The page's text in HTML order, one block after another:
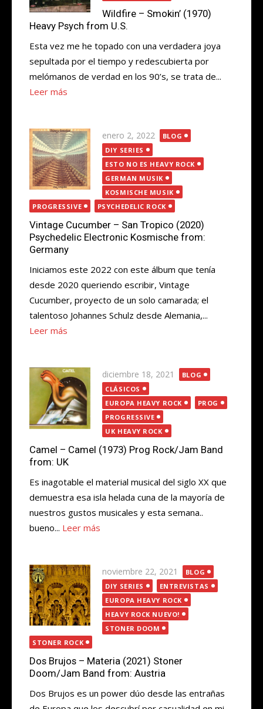
Wildfire – Smokin’ (1970)
Heavy Psych from U.S.
Esta vez me he topado con una verdadera joya
sepultada por el tiempo y redescubierta por
melómanos de verdad en los 90’s, se trata de...
Leer más
Publicada
el
enero 2, 2022
BLOG
DIY SERIES
ESTO NO ES HEAVY ROCK
GERMAN MUSIK
KOSMISCHE MUSIK
PROGRESSIVE
PSYCHEDELIC ROCK
Vintage Cucumber – San Tropico (2020)
Psychedelic Electronic Kosmische from:
Germany
Iniciamos este 2022 con este álbum que tenía
desde 2020 queriendo escribir, Vintage
Cucumber, proyecto de un solo camarada; el
talentoso Johannes Schulz desde Alemania,...
Leer más
Publicada
el
diciembre 18, 2021
BLOG
CLÁSICOS
EUROPA HEAVY ROCK
PROG
PROGRESSIVE
UK HEAVY ROCK
Camel – Camel (1973) Prog Rock/Jam Band
from: UK
Es inagotable el material musical del siglo XX que
demuestra esa isla helada cuna de la mayoría de
nuestros gustos musicales y esta semana..
bueno... Leer más
Publicada
el
noviembre 22, 2021
BLOG
DIY SERIES
ENTREVISTAS
EUROPA HEAVY ROCK
HEAVY ROCK NUEVO!
STONER DOOM
STONER ROCK
Dos Brujos – Materia (2021) Stoner
Doom/Jam Band from: Austria
Dos Brujos es un power dúo desde las entrañas